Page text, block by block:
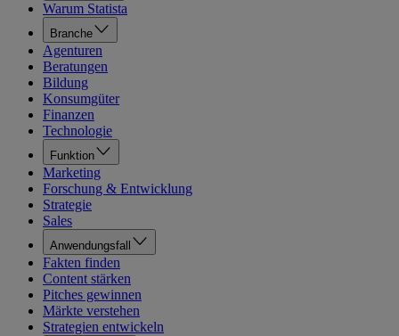
Warum Statista
Branche
Agenturen
Beratungen
Bildung
Konsumgüter
Finanzen
Technologie
Funktion
Marketing
Forschung & Entwicklung
Strategie
Sales
Anwendungsfall
Fakten finden
Content stärken
Pitches gewinnen
Märkte verstehen
Strategien entwickeln